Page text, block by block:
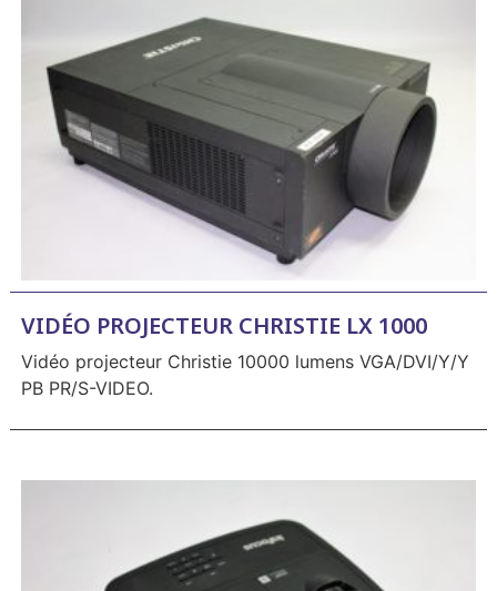
VIDÉO PROJECTEUR CHRISTIE LX 1000
Vidéo projecteur Christie 10000 lumens VGA/DVI/Y/Y
PB PR/S-VIDEO.